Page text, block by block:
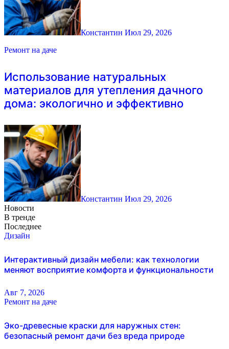
Константин Июл 29, 2026
Ремонт на даче
Использование натуральных
материалов для утепления дачного
дома: экологично и эффективно
Константин Июл 29, 2026
Новости
В тренде
Последнее
Дизайн
Интерактивный дизайн мебели: как технологии
меняют восприятие комфорта и функциональности
Авг 7, 2026
Ремонт на даче
Эко-древесные краски для наружных стен:
безопасный ремонт дачи без вреда природе